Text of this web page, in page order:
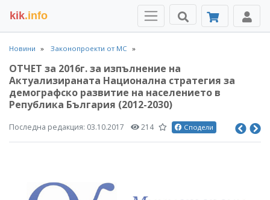
kik.info
Новини Законопроекти от МС
ОТЧЕТ за 2016г. за изпълнение на
Актуализираната Национална стратегия за
демографско развитие на населението в
Република България (2012-2030)
Последна редакция: 03.10.2017 214 Сподели